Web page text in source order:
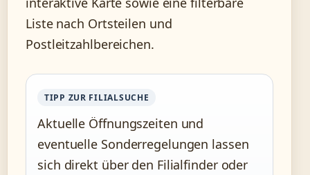
Liste nach Ortsteilen und
Postleitzahlbereichen.
TIPP ZUR FILIALSUCHE
Aktuelle Öffnungszeiten und
eventuelle Sonderregelungen lassen
sich direkt über den Filialfinder oder